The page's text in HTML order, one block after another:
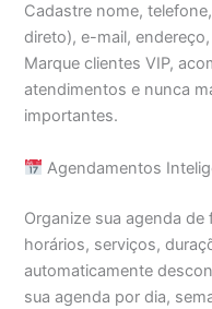
Cadastre nome,
direto), e-mail,
Marque clientes VIP,
atendimentos e nunca
importantes.
Agendamentos
Organize sua agenda
horários, serviços,
automaticamente
sua agenda por dia,